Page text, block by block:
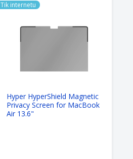
Tik internetu
Hyper HyperShield Magnetic
Privacy Screen for MacBook
Air 13.6"